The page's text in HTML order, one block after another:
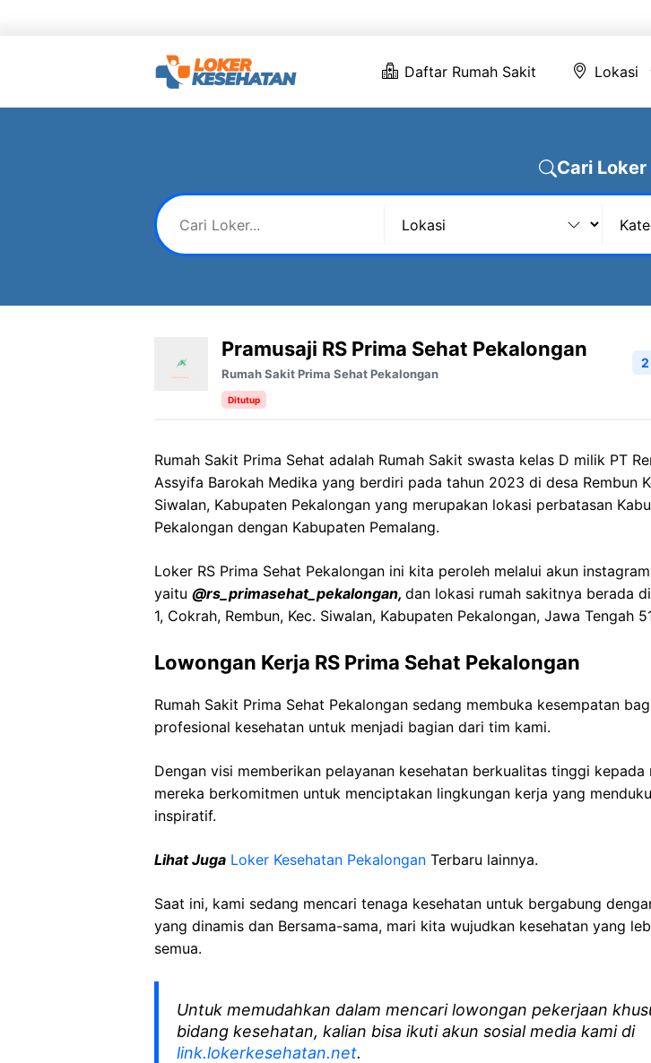
Daftar Rumah Sakit Lokasi
Cari Loker
Pramusaji RS Prima Sehat Pekalongan
Rumah Sakit Prima Sehat Pekalongan
Ditutup
Rumah Sakit Prima Sehat adalah Rumah Sakit swasta kelas D milik PT
Assyifa Barokah Medika yang berdiri pada tahun 2023 di desa Rembun
Siwalan, Kabupaten Pekalongan yang merupakan lokasi perbatasan
Pekalongan dengan Kabupaten Pemalang.
Loker RS Prima Sehat Pekalongan ini kita peroleh melalui akun
yaitu @rs_primasehat_pekalongan, dan lokasi rumah sakitnya berada
1, Cokrah, Rembun, Kec. Siwalan, Kabupaten Pekalongan, Jawa Tengah
Lowongan Kerja RS Prima Sehat Pekalongan
Rumah Sakit Prima Sehat Pekalongan sedang membuka kesempatan
profesional kesehatan untuk menjadi bagian dari tim kami.
Dengan visi memberikan pelayanan kesehatan berkualitas tinggi kepada
mereka berkomitmen untuk menciptakan lingkungan kerja yang
inspiratif.
Lihat Juga Loker Kesehatan Pekalongan Terbaru lainnya.
Saat ini, kami sedang mencari tenaga kesehatan untuk bergabung
yang dinamis dan Bersama-sama, mari kita wujudkan kesehatan yang
semua.
Untuk memudahkan dalam mencari lowongan pekerjaan
bidang kesehatan, kalian bisa ikuti akun sosial media kami di
link.lokerkesehatan.net.